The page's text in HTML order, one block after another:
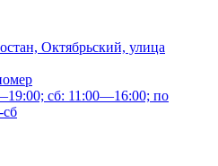
Октябрьский, улица
сб: 11:00—16:00; по
сб